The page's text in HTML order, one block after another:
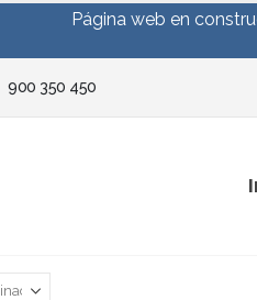
Página web en
900 350 450